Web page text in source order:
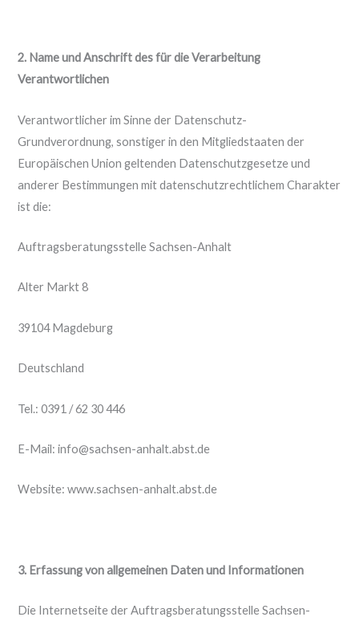
2. Name und Anschrift des für die Verarbeitung
Verantwortlichen
Verantwortlicher im Sinne der Datenschutz-
Grundverordnung, sonstiger in den Mitgliedstaaten der
Europäischen Union geltenden Datenschutzgesetze und
anderer Bestimmungen mit datenschutzrechtlichem Charakter
ist die:
Auftragsberatungsstelle Sachsen-Anhalt
Alter Markt 8
39104 Magdeburg
Deutschland
Tel.: 0391 / 62 30 446
E-Mail: info@sachsen-anhalt.abst.de
Website: www.sachsen-anhalt.abst.de
3. Erfassung von allgemeinen Daten und Informationen
Die Internetseite der Auftragsberatungsstelle Sachsen-